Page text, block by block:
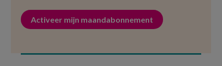
Activeer mijn maandabonnement